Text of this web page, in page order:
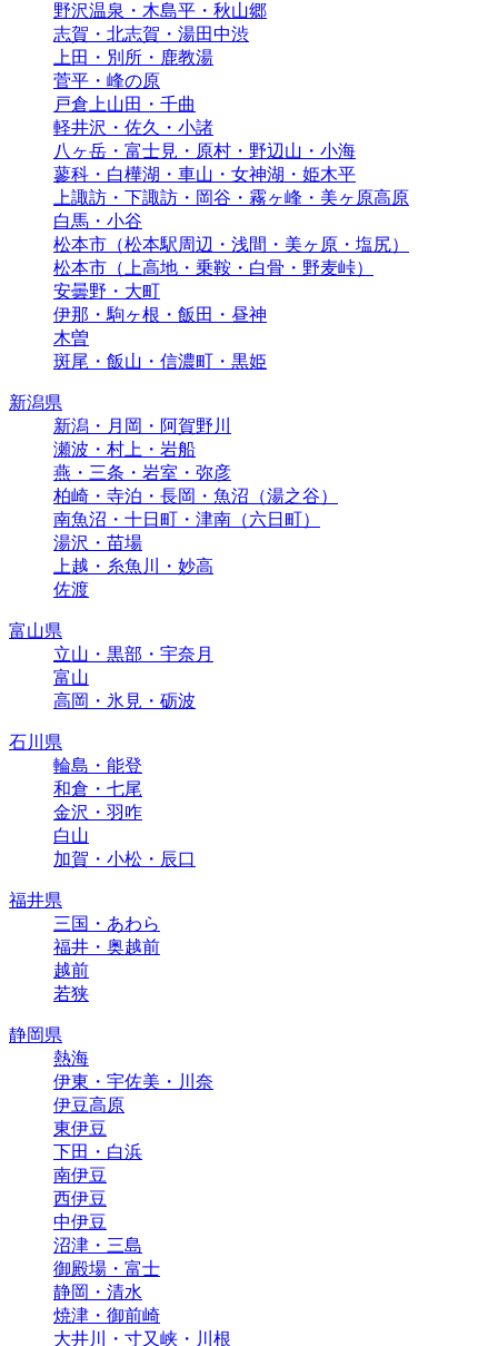
野沢温泉・木島平・秋山郷
志賀・北志賀・湯田中渋
上田・別所・鹿教湯
菅平・峰の原
戸倉上山田・千曲
軽井沢・佐久・小諸
八ヶ岳・富士見・原村・野辺山・小海
蓼科・白樺湖・車山・女神湖・姫木平
上諏訪・下諏訪・岡谷・霧ヶ峰・美ヶ原高原
白馬・小谷
松本市（松本駅周辺・浅間・美ヶ原・塩尻）
松本市（上高地・乗鞍・白骨・野麦峠）
安曇野・大町
伊那・駒ヶ根・飯田・昼神
木曽
斑尾・飯山・信濃町・黒姫
新潟県
新潟・月岡・阿賀野川
瀬波・村上・岩船
燕・三条・岩室・弥彦
柏崎・寺泊・長岡・魚沼（湯之谷）
南魚沼・十日町・津南（六日町）
湯沢・苗場
上越・糸魚川・妙高
佐渡
富山県
立山・黒部・宇奈月
富山
高岡・氷見・砺波
石川県
輪島・能登
和倉・七尾
金沢・羽咋
白山
加賀・小松・辰口
福井県
三国・あわら
福井・奥越前
越前
若狭
静岡県
熱海
伊東・宇佐美・川奈
伊豆高原
東伊豆
下田・白浜
南伊豆
西伊豆
中伊豆
沼津・三島
御殿場・富士
静岡・清水
焼津・御前崎
大井川・寸又峡・川根